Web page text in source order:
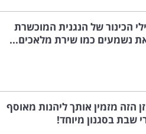
הכינור של הנגנית המוכשרת
נשמעים כמו שירת מלאכים...
הזה מזמין אותך ליהנות מאוסף
שבת בסגנון מיוחד!